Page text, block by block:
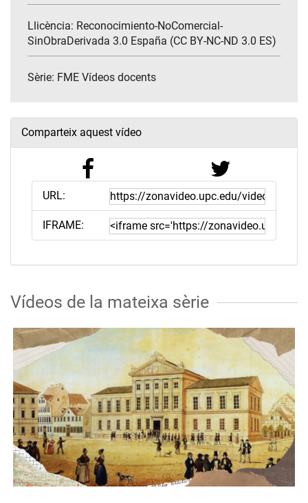
Llicència: Reconocimiento-NoComercial-
SinObraDerivada 3.0 España (CC BY-NC-ND 3.0 ES)
Sèrie: FME Vídeos docents
Comparteix aquest vídeo
URL:
IFRAME:
Vídeos de la mateixa sèrie